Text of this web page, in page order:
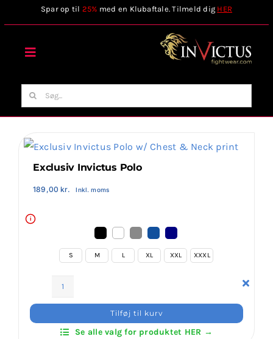
to
Spar op til 25% med en Klubaftale. Tilmeld dig HER
Toggle
Forside
Stilart / Kampsport
Invictus Brands
Klubaftalesider – Find din klub
Brodering / Tryk
Søg
efter:
Exclusiv Invictus Polo
189,00kr. Inkl. moms
i
S M L XL XXL XXXL
Polo
antal
Tilføj til kurv
Se alle valg for produktet HER →